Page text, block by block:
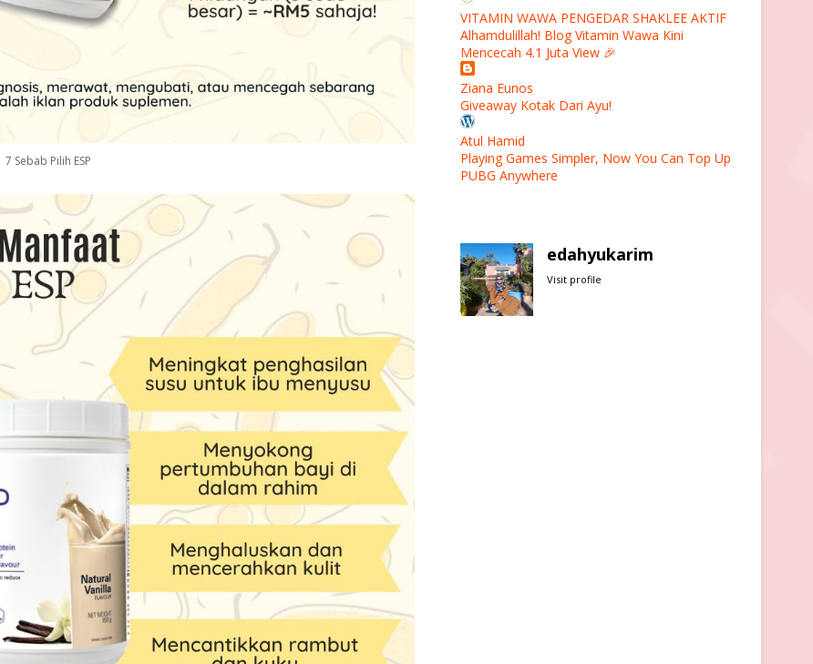
7 Sebab Pilih ESP
VITAMIN WAWA PENGEDAR SHAKLEE AKTIF
Alhamdulillah! Blog Vitamin Wawa Kini
Mencecah 4.1 Juta View 🎉
Ziana Eunos
Giveaway Kotak Dari Ayu!
Atul Hamid
Playing Games Simpler, Now You Can Top Up
PUBG Anywhere
edahyukarim
Visit profile